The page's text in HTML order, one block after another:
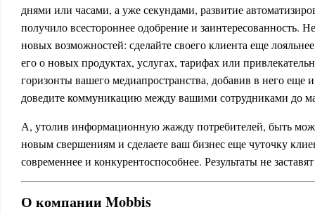
днями или часами, а уже секундами, развитие
получило всестороннее одобрение и заинтересованность.
новых возможностей: сделайте своего клиента еще
его о новых продуктах, услугах, тарифах или
горизонты вашего медиапространства, добавив в него еще
доведите коммуникацию между вашими сотрудниками до
А, утолив информационную жажду потребителей, быть
новым свершениям и сделаете ваш бизнес еще чуточку
современнее и конкурентоспособнее. Результаты не
О компании Mobbis